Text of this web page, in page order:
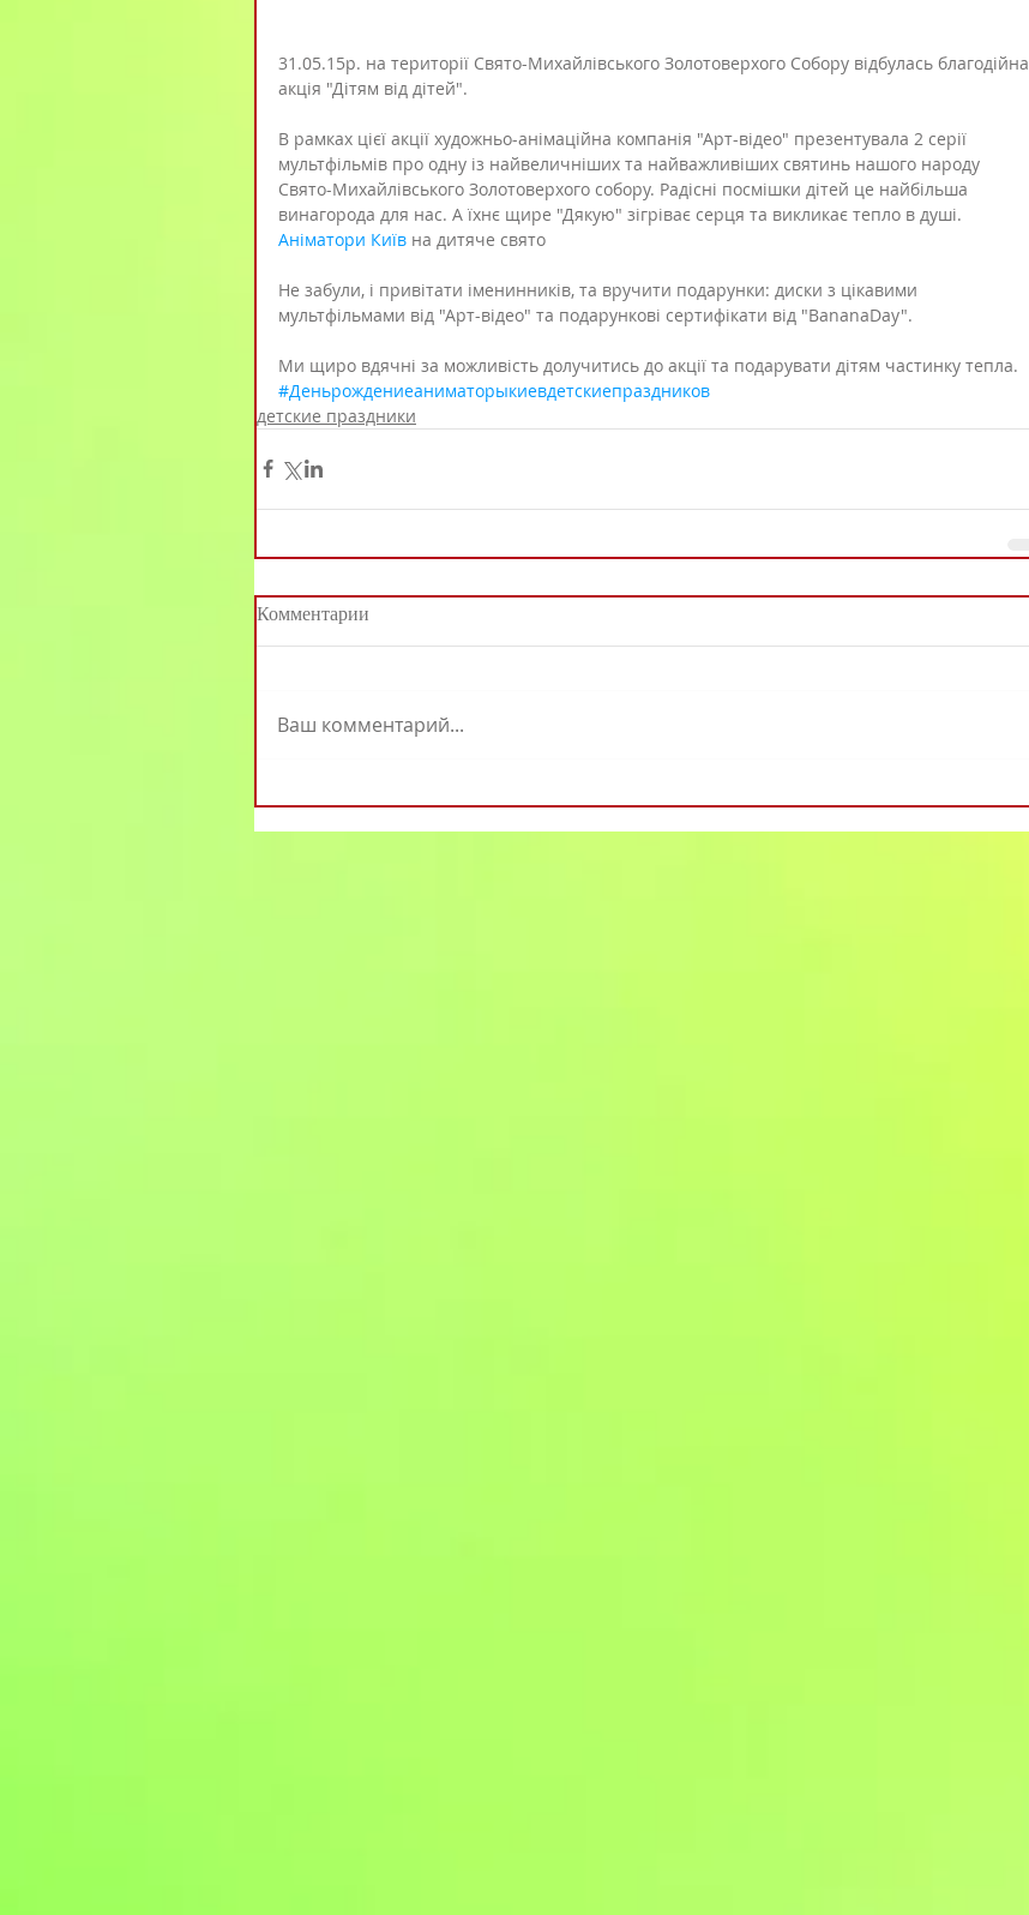
31.05.15р. на території Свято-Михайлівського Золотоверхого Собору відбулась благодійна
акція "Дітям від дітей".
В рамках цієї акції художньо-анімаційна компанія "Арт-відео" презентувала 2 серії
мультфільмів про одну із найвеличніших та найважливіших святинь нашого народу
Свято-Михайлівського Золотоверхого собору. Радісні посмішки дітей це найбільша
винагорода для нас. А їхнє щире "Дякую" зігріває серця та викликає тепло в душі.
Аніматори Київ на дитяче свято
Не забули, і привітати іменинників, та вручити подарунки: диски з цікавими
мультфільмами від "Арт-відео" та подарункові сертифікати від "BananaDay".
Ми щиро вдячні за можливість долучитись до акції та подарувати дітям частинку тепла.
#Деньрождениеаниматорыкиевдетскиепраздников
детские праздники
Комментарии
Ваш комментарий...